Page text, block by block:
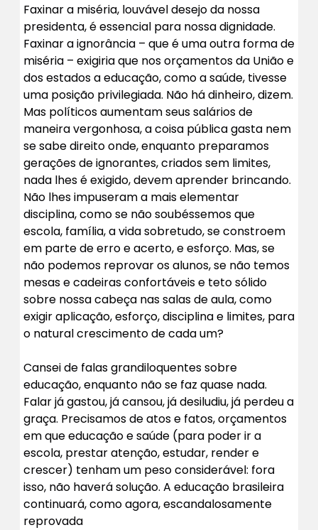
Faxinar a miséria, louvável desejo da nossa
presidenta, é essencial para nossa dignidade.
Faxinar a ignorância – que é uma outra forma de
miséria – exigiria que nos orçamentos da União e
dos estados a educação, como a saúde, tivesse
uma posição privilegiada. Não há dinheiro, dizem.
Mas políticos aumentam seus salários de
maneira vergonhosa, a coisa pública gasta nem
se sabe direito onde, enquanto preparamos
gerações de ignorantes, criados sem limites,
nada lhes é exigido, devem aprender brincando.
Não lhes impuseram a mais elementar
disciplina, como se não soubéssemos que
escola, família, a vida sobretudo, se constroem
em parte de erro e acerto, e esforço. Mas, se
não podemos reprovar os alunos, se não temos
mesas e cadeiras confortáveis e teto sólido
sobre nossa cabeça nas salas de aula, como
exigir aplicação, esforço, disciplina e limites, para
o natural crescimento de cada um?
Cansei de falas grandiloquentes sobre
educação, enquanto não se faz quase nada.
Falar já gastou, já cansou, já desiludiu, já perdeu a
graça. Precisamos de atos e fatos, orçamentos
em que educação e saúde (para poder ir a
escola, prestar atenção, estudar, render e
crescer) tenham um peso considerável: fora
isso, não haverá solução. A educação brasileira
continuará, como agora, escandalosamente
reprovada